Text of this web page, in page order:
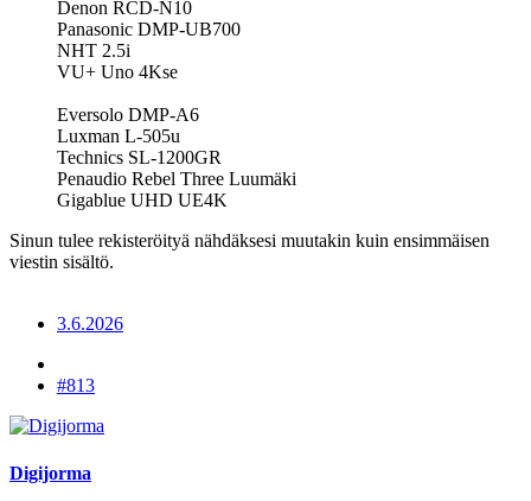
Denon RCD-N10
Panasonic DMP-UB700
NHT 2.5i
VU+ Uno 4Kse
Eversolo DMP-A6
Luxman L-505u
Technics SL-1200GR
Penaudio Rebel Three Luumäki
Gigablue UHD UE4K
Sinun tulee rekisteröityä nähdäksesi muutakin kuin ensimmäisen
viestin sisältö.
3.6.2026
#813
Digijorma